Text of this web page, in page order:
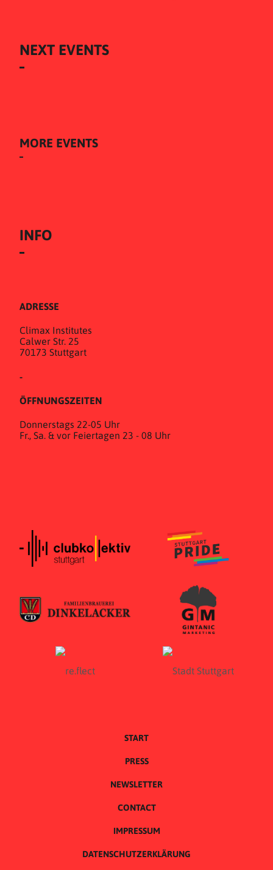
NEXT EVENTS
MORE EVENTS
INFO
ADRESSE
Climax Institutes
Calwer Str. 25
70173 Stuttgart
-
ÖFFNUNGSZEITEN
Donnerstags 22-05 Uhr
Fr., Sa. & vor Feiertagen 23 - 08 Uhr
START
PRESS
NEWSLETTER
CONTACT
IMPRESSUM
DATENSCHUTZERKLÄRUNG